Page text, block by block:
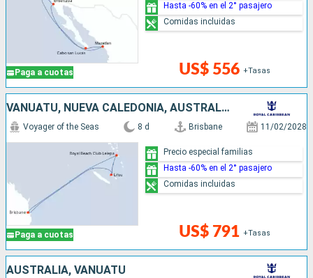
Paga a cuotas US$ 556 +Tasas
Hasta -60% en el 2° pasajero
Comidas incluidas
VANUATU, NUEVA CALEDONIA, AUSTRALIA
Paga a cuotas
Voyager of the Seas 8 d Brisbane 11/02/2028
US$ 791 +Tasas
Precio especial familias
Hasta -60% en el 2° pasajero
Comidas incluidas
AUSTRALIA, VANUATU